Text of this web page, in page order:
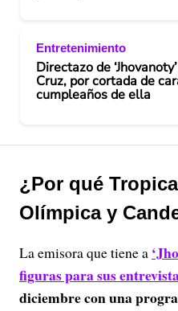
Entretenimiento
Directazo de
Cruz, por cortada de
cumpleaños de ella
¿Por qué
Olímpica y
La emisora que tiene a
figuras para sus
diciembre con una